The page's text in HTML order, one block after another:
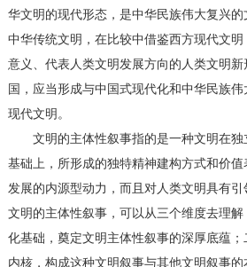
华文明的现代形态，是中华民族伟大复兴
中华传统文明，在比较中借鉴西方现代文
意义、代表人类文明发展方向的人类文明
国，应当形成与中国式现代化和中华民族
现代文明。
文明的主体性叙事指的是一种文明在独
基础上，所形成的独特精神建构方式和价
发展的内源型动力，而且对人类文明具有
文明的主体性叙事，可以从三个维度去理
化基础，奠定文明主体性叙事的深厚底蕴
内核，构成这种文明叙事与其他文明叙事